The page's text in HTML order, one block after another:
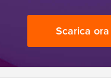
Scarica ora